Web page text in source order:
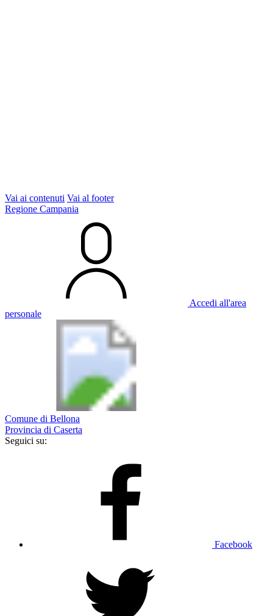
Vai ai contenuti Vai al footer
Regione Campania
Accedi all'area
personale
Comune di Bellona
Provincia di Caserta
Seguici su:
Facebook